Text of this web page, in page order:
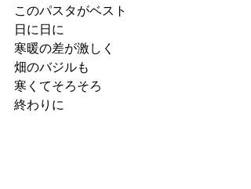
このパスタがベスト
日に日に
寒暖の差が激しく
畑のバジルも
寒くてそろそろ
終わりに